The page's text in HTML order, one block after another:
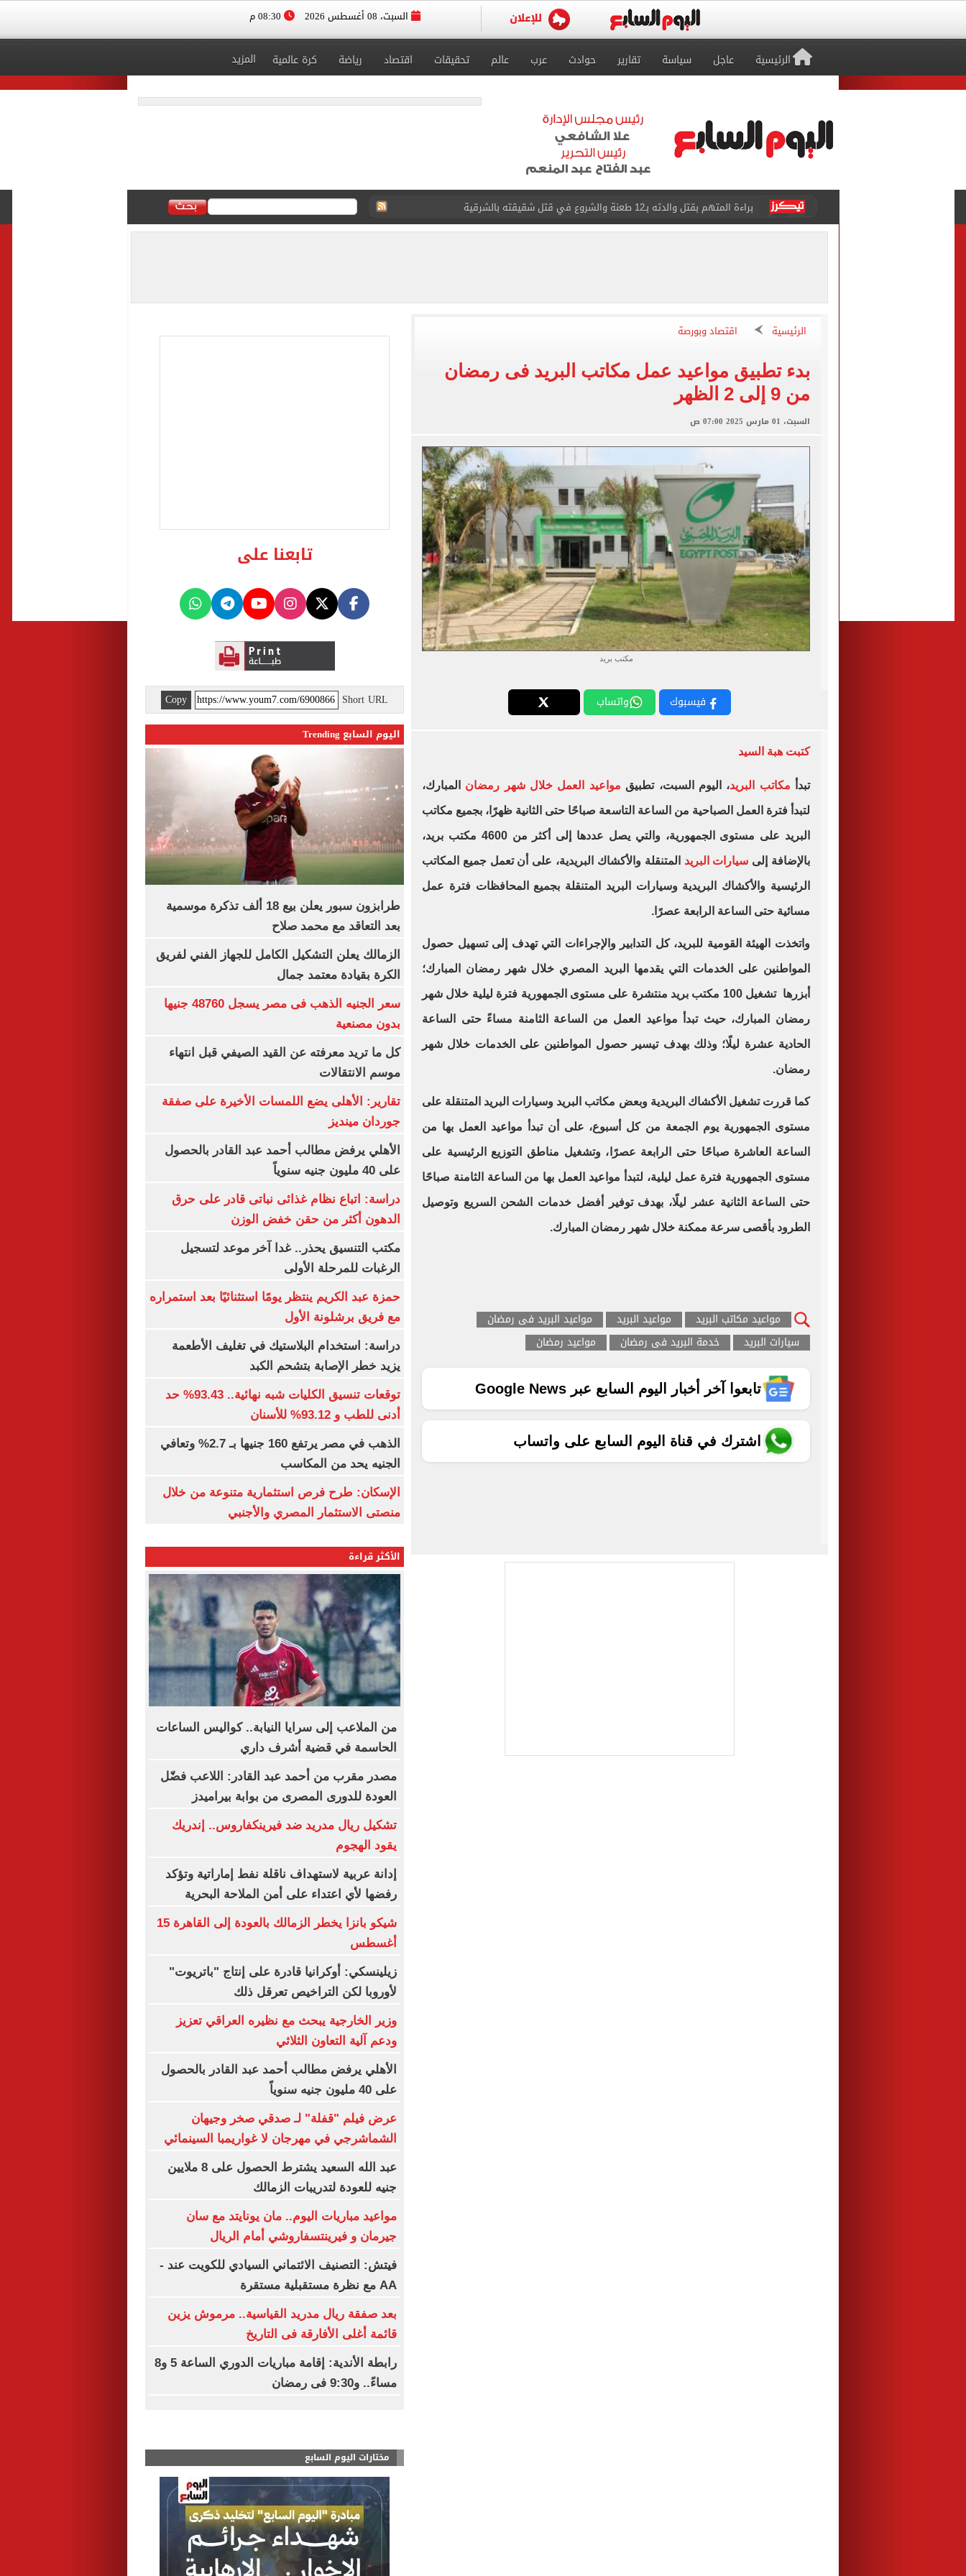
السبت، 08 أغسطس 2026
الرئيسية عاجل سياسة تقارير حوادث عرب عالم تحقيقات اقتصاد رياضة كرة عالمية المزيد
براءة المتهم بقتل والدته بـ12 طعنة والشروع في قتل شقيقته بالشرقية
بيتسو موسيماني مديرا فنيا لمنتخب جنوب أفريقيا
كل شيء يبدأ من العقل.. رسالة غامضة من عبد الله السعيد بعد غيابه عن الزمالك
شيكو بانزا يخطر الزمالك بالعودة إلى القاهرة 15 أغسطس
رسميا.. اتحاد الكرة يعلن استضافة مصر بطولة أمم أفريقيا تحت 23 سنة
الرئيسية اقتصاد وبورصة
بدء تطبيق مواعيد عمل مكاتب البريد فى رمضان
من 9 إلى 2 الظهر
السبت، 01 مارس 2025 07:00 ص
مكتب بريد
فيسبوك واتساب
كتبت هبة السيد
تبدأ مكاتب البريد، اليوم السبت، تطبيق مواعيد العمل خلال شهر رمضان المبارك،
لتبدأ فترة العمل الصباحية من الساعة التاسعة صباحًا حتى الثانية ظهرًا، بجميع مكاتب
البريد على مستوى الجمهورية، والتي يصل عددها إلى أكثر من 4600 مكتب بريد،
بالإضافة إلى سيارات البريد المتنقلة والأكشاك البريدية، على أن تعمل جميع المكاتب
الرئيسية والأكشاك البريدية وسيارات البريد المتنقلة بجميع المحافظات فترة عمل
مسائية حتى الساعة الرابعة عصرًا.
واتخذت الهيئة القومية للبريد، كل التدابير والإجراءات التي تهدف إلى تسهيل حصول
المواطنين على الخدمات التي يقدمها البريد المصري خلال شهر رمضان المبارك؛
أبزرها تشغيل 100 مكتب بريد منتشرة على مستوى الجمهورية فترة ليلية خلال شهر
رمضان المبارك، حيث تبدأ مواعيد العمل من الساعة الثامنة مساءً حتى الساعة
الحادية عشرة ليلًا؛ وذلك بهدف تيسير حصول المواطنين على الخدمات خلال شهر
رمضان.
كما قررت تشغيل الأكشاك البريدية وبعض مكاتب البريد وسيارات البريد المتنقلة على
مستوى الجمهورية يوم الجمعة من كل أسبوع، على أن تبدأ مواعيد العمل بها من
الساعة العاشرة صباحًا حتى الرابعة عصرًا، وتشغيل مناطق التوزيع الرئيسية على
مستوى الجمهورية فترة عمل ليلية، لتبدأ مواعيد العمل بها من الساعة الثامنة صباحًا
حتى الساعة الثانية عشر ليلًا، بهدف توفير أفضل خدمات الشحن السريع وتوصيل
الطرود بأقصى سرعة ممكنة خلال شهر رمضان المبارك.
مواعيد مكاتب البريد مواعيد البريد
مواعيد البريد فى رمضان
سيارات البريد
خدمة البريد فى رمضان مواعيد رمضان
تابعوا آخر أخبار اليوم السابع عبر Google News
اشترك في قناة اليوم السابع على واتساب
تابعنا على
Short URL
Copy
اليوم السابع Trending
طرابزون سبور يعلن بيع 18 ألف تذكرة موسمية
بعد التعاقد مع محمد صلاح
الزمالك يعلن التشكيل الكامل للجهاز الفني لفريق
الكرة بقيادة معتمد جمال
سعر الجنيه الذهب فى مصر يسجل 48760 جنيها
بدون مصنعية
كل ما تريد معرفته عن القيد الصيفي قبل انتهاء
موسم الانتقالات
تقارير: الأهلى يضع اللمسات الأخيرة على صفقة
جوردان مينديز
الأهلي يرفض مطالب أحمد عبد القادر بالحصول
على 40 مليون جنيه سنوياً
دراسة: اتباع نظام غذائى نباتى قادر على حرق
الدهون أكثر من حقن خفض الوزن
مكتب التنسيق يحذر.. غدا آخر موعد لتسجيل
الرغبات للمرحلة الأولى
حمزة عبد الكريم ينتظر يومًا استثنائيًا بعد استمراره
مع فريق برشلونة الأول
دراسة: استخدام البلاستيك في تغليف الأطعمة
يزيد خطر الإصابة بتشحم الكبد
توقعات تنسيق الكليات شبه نهائية.. 93.43% حد
أدنى للطب و 93.12% للأسنان
الذهب في مصر يرتفع 160 جنيها بـ 2.7% وتعافي
الجنيه يحد من المكاسب
الإسكان: طرح فرص استثمارية متنوعة من خلال
منصتى الاستثمار المصري والأجنبي
الأكثر قراءة
من الملاعب إلى سرايا النيابة.. كواليس الساعات
الحاسمة في قضية أشرف داري
مصدر مقرب من أحمد عبد القادر: اللاعب فضّل
العودة للدورى المصرى من بوابة بيراميدز
تشكيل ريال مدريد ضد فيرينكفاروس.. إندريك
يقود الهجوم
إدانة عربية لاستهداف ناقلة نفط إماراتية وتؤكد
رفضها لأي اعتداء على أمن الملاحة البحرية
شيكو بانزا يخطر الزمالك بالعودة إلى القاهرة 15
أغسطس
زيلينسكي: أوكرانيا قادرة على إنتاج "باتريوت"
لأوروبا لكن التراخيص تعرقل ذلك
وزير الخارجية يبحث مع نظيره العراقي تعزيز
ودعم آلية التعاون الثلاثي
الأهلي يرفض مطالب أحمد عبد القادر بالحصول
على 40 مليون جنيه سنوياً
عرض فيلم "قفلة" لـ صدقي صخر وجيهان
الشماشرجي في مهرجان لا غواريمبا السينمائي
عبد الله السعيد يشترط الحصول على 8 ملايين
جنيه للعودة لتدريبات الزمالك
مواعيد مباريات اليوم.. مان يونايتد مع سان
جيرمان و فيرينتسفاروشي أمام الريال
فيتش: التصنيف الائتماني السيادي للكويت عند -
AA مع نظرة مستقبلية مستقرة
بعد صفقة ريال مدريد القياسية.. مرموش يزين
قائمة أغلى الأفارقة فى التاريخ
رابطة الأندية: إقامة مباريات الدوري الساعة 5 و8
مساءً.. و9:30 فى رمضان
مختارات اليوم السابع